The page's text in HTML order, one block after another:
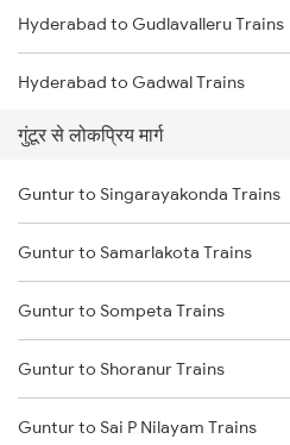
Guntur to Tadepalligudem Trains
Guntur to Dachepalle Trains
Guntur to Nandyal Trains
Hyderabad to Gudlavalleru Trains
Hyderabad to Gadwal Trains
Hyderabad to Gooty Trains
Hyderabad to Gyanpur Road Trains
Hyderabad to Gajulapalli Trains
Hyderabad to Hoshangabad Trains
Hyderabad to Hafizpeta Trains
Hyderabad to Hinganghat Trains
गुंटूर से लोकप्रिय मार्ग
Guntur to Singarayakonda Trains
Guntur to Samarlakota Trains
Guntur to Sompeta Trains
Guntur to Shoranur Trains
Guntur to Sai P Nilayam Trains